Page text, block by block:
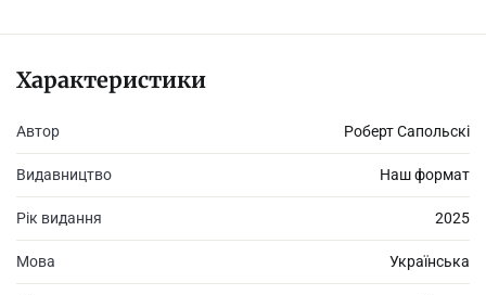
правосуддя та справжньої гуманності — зі співчуттям і
розумінням замість осуду, (само)критики чи помсти.
Сапольскі повністю змінює оптику й кидає інтелектуальний
виклик нашим переконанням та амбіціям; змушує інакше
подивитися на мораль і релігію, філософію і психологію,
природу людини.
Характеристики
Автор Роберт Сапольскі
Видавництво Наш формат
Рік видання 2025
Мова Українська